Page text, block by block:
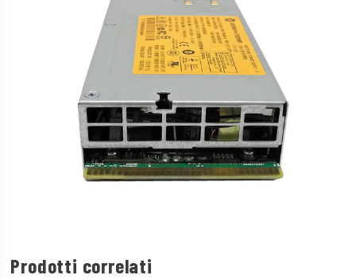
Prodotti correlati